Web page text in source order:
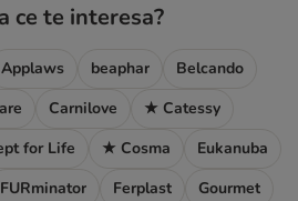
ce te interesa?
Applaws beaphar
Belcando
Carnilove
★ Catessy
for Life ★ Cosma
Eukanuba
FURminator Ferplast
Gourmet